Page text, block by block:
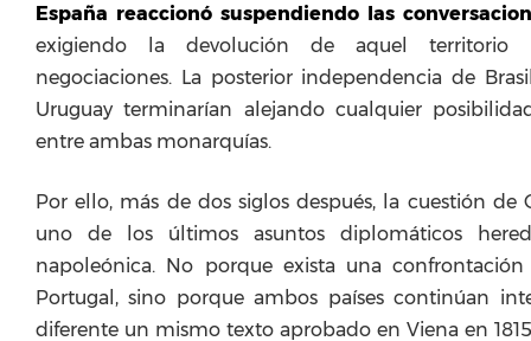
España reaccionó suspendiendo las
exigiendo la devolución de aquel territorio
negociaciones. La posterior independencia de
Uruguay terminarían alejando cualquier
entre ambas monarquías.
Por ello, más de dos siglos después, la cuestión de
uno de los últimos asuntos diplomáticos
napoleónica. No porque exista una
Portugal, sino porque ambos países continúan
diferente un mismo texto aprobado en Viena en